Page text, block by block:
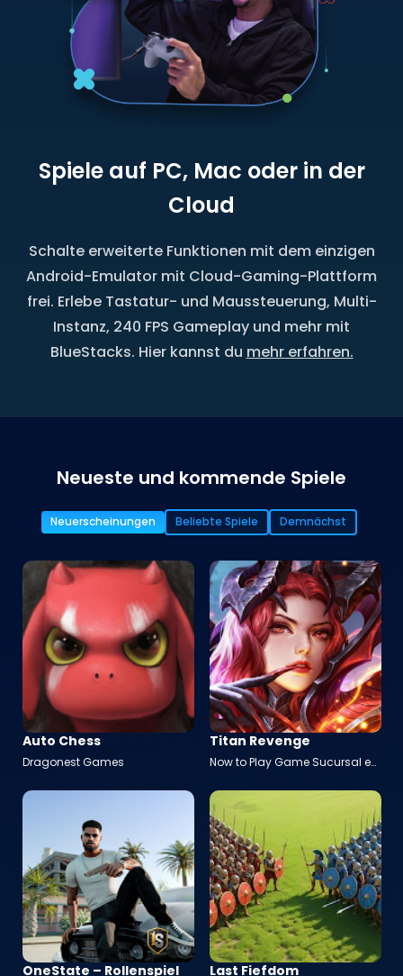
Spiele auf PC, Mac oder in der
Cloud
Schalte erweiterte Funktionen mit dem einzigen
Android-Emulator mit Cloud-Gaming-Plattform
frei. Erlebe Tastatur- und Maussteuerung, Multi-
Instanz, 240 FPS Gameplay und mehr mit
BlueStacks. Hier kannst du mehr erfahren.
Neueste und kommende Spiele
Neuerscheinungen Beliebte Spiele Demnächst
Auto Chess
Dragonest Games
Titan Revenge
Now to Play Game Sucursal en
OneState – Rollenspiel Last Fiefdom